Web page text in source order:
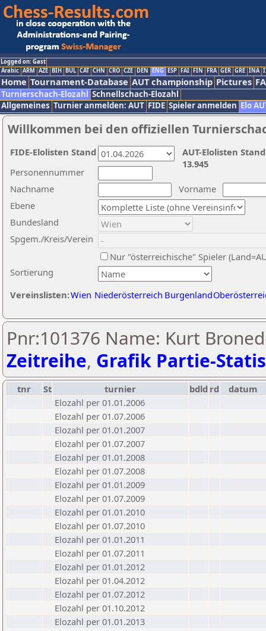
Logged on: Gast
Arabic ARM AZE BIH BUL CAT CHN CRO CZE DEN ENG ESP FAI FIN FRA GER GRE INA
Home Tournament-Database AUT championship Pictures
Turnierschach-Elozahl Schnellschach-Elozahl
Allgemeines Turnier anmelden: AUT FIDE Spieler anmelden Elo
Willkommen bei den offiziellen
Nachname
Vorname
Ebene
Sortierung
Personennummer
Bundesland
Spgem./Kreis/Verein
Nur "österreichische" Spieler
Vereinslisten:Wien Niederösterreich Burgenland
AUT-Elolisten
13.945
FIDE-Elolisten Stand
Pnr:101376 Name: Kurt
Zeitreihe, Grafik Partie-
tnr St turnier bdld rd
datum
Elozahl per 01.01.2006
Elozahl per 01.07.2006
Elozahl per 01.01.2007
Elozahl per 01.07.2007
Elozahl per 01.01.2008
Elozahl per 01.07.2008
Elozahl per 01.01.2009
Elozahl per 01.07.2009
Elozahl per 01.01.2010
Elozahl per 01.07.2010
Elozahl per 01.01.2011
Elozahl per 01.07.2011
Elozahl per 01.01.2012
Elozahl per 01.04.2012
Elozahl per 01.07.2012
Elozahl per 01.10.2012
Elozahl per 01.01.2013